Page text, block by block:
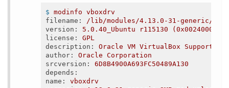
$
modinfo vboxdrv
filename :
/lib/modules/4.13.0-31-generic/
version : 5.0.40_Ubuntu r115130 (0x00240000)
license : GPL
description : Oracle VM VirtualBox Support
author : Oracle Corporation
srcversion : 6D8B4900A693FC50489A130
depends :
name : vboxdrv